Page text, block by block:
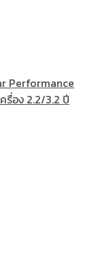
Performance
รื่อง 2.2/3.2 ปี